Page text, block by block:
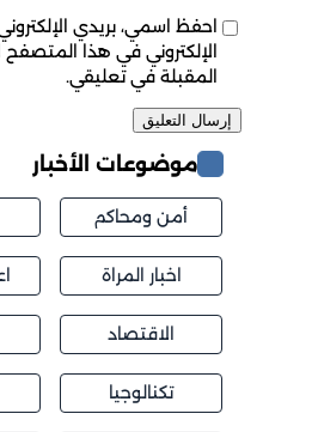
احفظ اسمي، بريدي
الإلكتروني في هذا المتصفح
المقبلة في تعليقي.
موضوعات الأخبار
أمن ومحاكم
اخبار المراة
الاقتصاد
تكنالوجيا